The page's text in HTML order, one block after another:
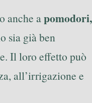
anche apomodori,
sia già ben
Il loro effetto può
all’irrigazione e